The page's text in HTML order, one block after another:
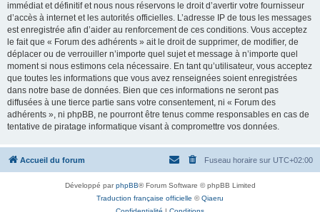
immédiat et définitif et nous nous réservons le droit d’avertir votre fournisseur
d’accès à internet et les autorités officielles. L’adresse IP de tous les messages
est enregistrée afin d’aider au renforcement de ces conditions. Vous acceptez
le fait que « Forum des adhérents » ait le droit de supprimer, de modifier, de
déplacer ou de verrouiller n’importe quel sujet et message à n’importe quel
moment si nous estimons cela nécessaire. En tant qu’utilisateur, vous acceptez
que toutes les informations que vous avez renseignées soient enregistrées
dans notre base de données. Bien que ces informations ne seront pas
diffusées à une tierce partie sans votre consentement, ni « Forum des
adhérents », ni phpBB, ne pourront être tenus comme responsables en cas de
tentative de piratage informatique visant à compromettre vos données.
Accueil du forum Fuseau horaire sur UTC+02:00
Développé parphpBB® Forum Software © phpBB Limited
Traduction française officielle ©Qiaeru